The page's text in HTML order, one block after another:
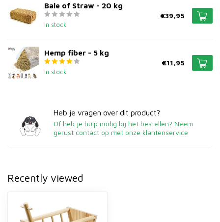
Bale of Straw - 20 kg
In stock
€39,95
Hemp fiber - 5 kg
In stock
€11,95
Heb je vragen over dit product?
Of heb je hulp nodig bij het bestellen? Neem
gerust contact op met onze klantenservice
Recently viewed